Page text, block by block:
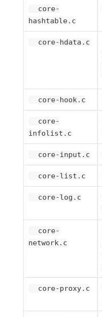
core-
hashtable.c
core-hdata.c
core-hook.c
core-
infolist.c
core-input.c
core-list.c
core-log.c
core-
network.c
core-proxy.c